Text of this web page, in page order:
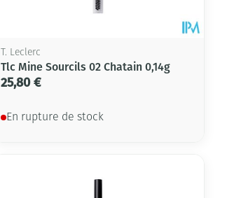
T. Leclerc
Tlc Mine Sourcils 02 Chatain 0,14g
25,80 €
En rupture de stock